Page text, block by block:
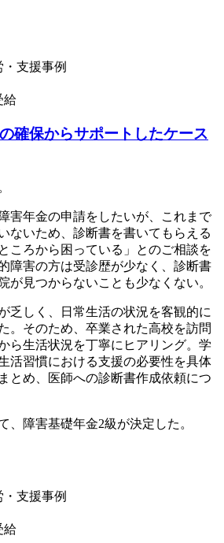
支援事例
給
確保からサポートしたケース
害年金の申請をしたいが、これまで
ないため、診断書を書いてもらえる
ころから困っている」とのご相談を
障害の方は受診歴が少なく、診断書
が見つからないことも少なくない。
乏しく、日常生活の状況を客観的に
。そのため、卒業された高校を訪問
ら生活状況を丁寧にヒアリング。学
活習慣における支援の必要性を具体
とめ、医師への診断書作成依頼につ
、障害基礎年金2級が決定した。
支援事例
給